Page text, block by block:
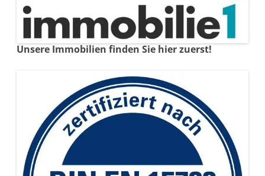
Unsere Immobilien finden Sie hier zuerst!